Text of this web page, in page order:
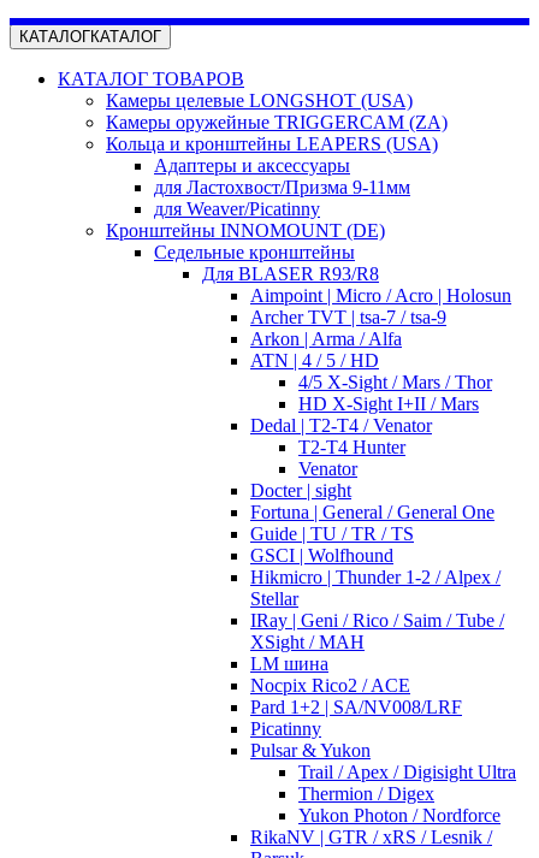
КАТАЛОГКАТАЛОГ
КАТАЛОГ ТОВАРОВ
Камеры целевые LONGSHOT (USA)
Камеры оружейные TRIGGERCAM (ZA)
Кольца и кронштейны LEAPERS (USA)
Адаптеры и аксессуары
для Ластохвост/Призма 9-11мм
для Weaver/Picatinny
Кронштейны INNOMOUNT (DE)
Седельные кронштейны
Для BLASER R93/R8
Aimpoint | Micro / Acro | Holosun
Archer TVT | tsa-7 / tsa-9
Arkon | Arma / Alfa
ATN | 4 / 5 / HD
4/5 X-Sight / Mars / Thor
HD X-Sight I+II / Mars
Dedal | T2-T4 / Venator
T2-T4 Hunter
Venator
Docter | sight
Fortuna | General / General One
Guide | TU / TR / TS
GSCI | Wolfhound
Hikmicro | Thunder 1-2 / Alpex /
Stellar
IRay | Geni / Rico / Saim / Tube /
XSight / MAH
LM шина
Nocpix Rico2 / ACE
Pard 1+2 | SA/NV008/LRF
Picatinny
Pulsar & Yukon
Trail / Apex / Digisight Ultra
Thermion / Digex
Yukon Photon / Nordforce
RikaNV | GTR / xRS / Lesnik /